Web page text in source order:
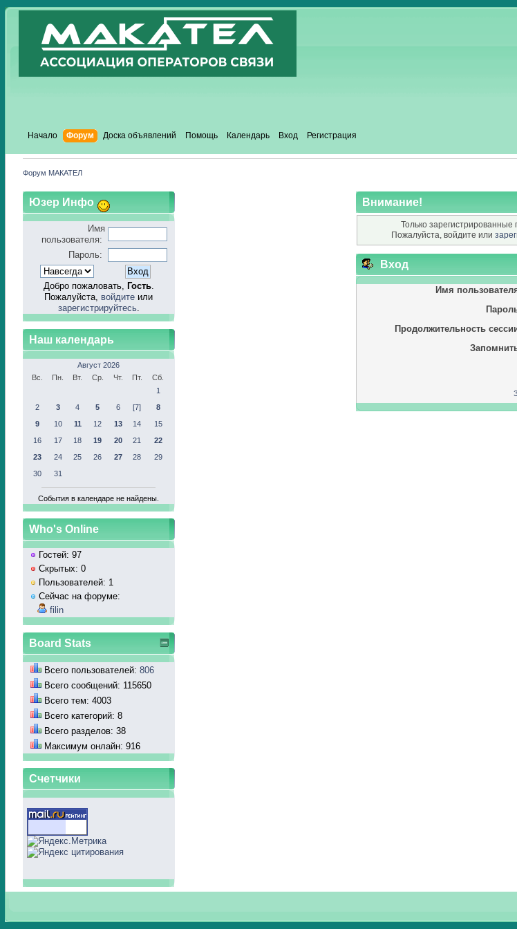
Начало Форум Доска объявлений Помощь Календарь Вход Регистрация
Форум МАКАТЕЛ
Юзер Инфо
Имя
пользователя:
Пароль:
Добро пожаловать, Гость.
Пожалуйста, войдите или
зарегистрируйтесь.
Наш календарь
Август 2026
Вс.
Пн. Вт. Ср. Чт. Пт.
Сб.
1
2
3 4 5 6 [7]
8
9
10 11 12 13 14
15
16
17 18 19 20 21
22
23
24 25 26 27 28
29
30
31
События в календаре не найдены.
Who's Online
Гостей: 97
Скрытых: 0
Пользователей: 1
Сейчас на форуме:
filin
Board Stats
Всего пользователей:806
Всего сообщений: 115650
Всего тем: 4003
Всего категорий: 8
Всего разделов: 38
Максимум онлайн: 916
Счетчики
Внимание!
Только зарегистрированные
Пожалуйста, войдите или
Вход
Имя
Продолжительность